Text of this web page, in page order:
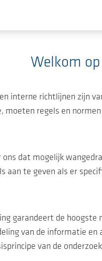
Welkom
interne richtlijnen zijn
moeten regels en
ons dat mogelijk
aan te geven als er
garandeert de
van de informatie
van de